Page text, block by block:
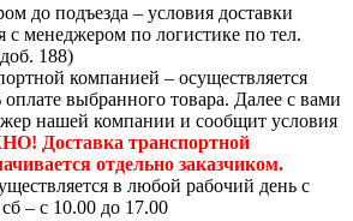
до подъезда – условия доставки
с менеджером по логистике по тел.
188)
компанией – осуществляется
оплате выбранного товара. Далее с вами
нашей компании и сообщит условия
Доставка транспортной
отдельно заказчиком.
в любой рабочий день с
– с 10.00 до 17.00